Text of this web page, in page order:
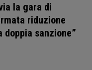
la gara di
riduzione
sanzione”